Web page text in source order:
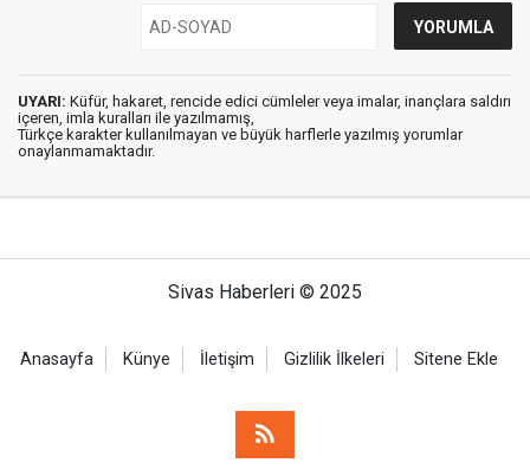
UYARI: Küfür, hakaret, rencide edici cümleler veya imalar, inançlara saldırı
içeren, imla kuralları ile yazılmamış,
Türkçe karakter kullanılmayan ve büyük harflerle yazılmış yorumlar
onaylanmamaktadır.
Sivas Haberleri © 2025
Anasayfa Künye İletişim Gizlilik İlkeleri Sitene Ekle